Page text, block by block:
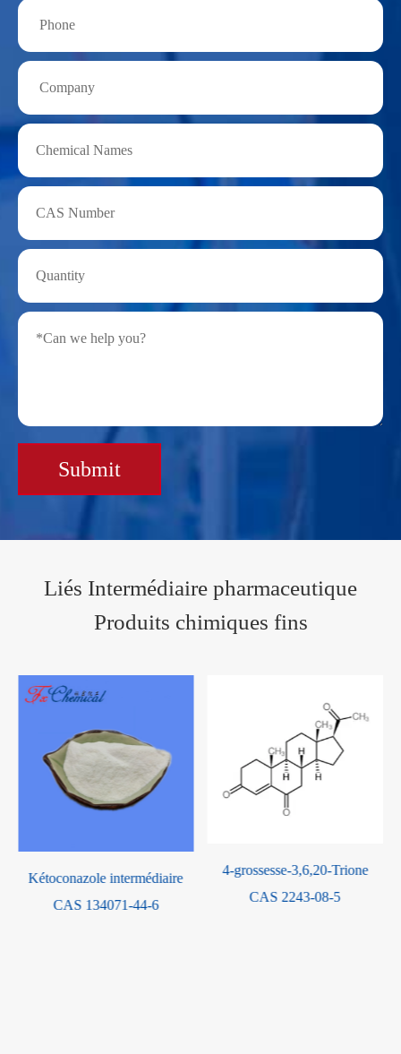
Submit
Liés Intermédiaire pharmaceutique
Produits chimiques fins
4-grossesse-3,6,20-Trione
CAS 2243-08-5
Poly(oxy-1, 2-éthanediyl).
Alpha.-hydro-.omega.-